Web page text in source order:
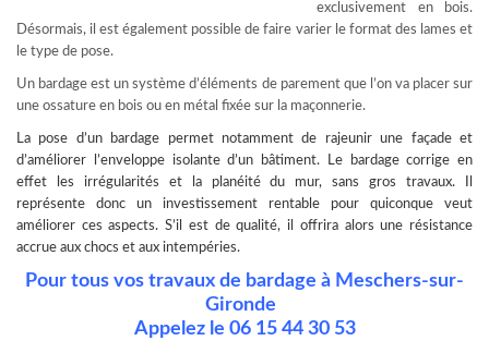
exclusivement en bois.
Désormais, il est également possible de faire varier le format des lames et
le type de pose.
Un bardage est un système d’éléments de parement que l’on va placer sur
une ossature en bois ou en métal fixée sur la maçonnerie.
La pose d’un bardage permet notamment de rajeunir une façade et
d’améliorer l’enveloppe isolante d’un bâtiment. Le bardage corrige en
effet les irrégularités et la planéité du mur, sans gros travaux. Il
représente donc un investissement rentable pour quiconque veut
améliorer ces aspects. S’il est de qualité, il offrira alors une résistance
accrue aux chocs et aux intempéries.
Pour tous vos travaux de bardage à Meschers-sur-
Gironde
Appelez le 06 15 44 30 53